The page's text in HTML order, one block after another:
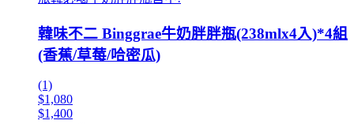
韓味不二 Binggrae牛奶胖胖瓶(238mlx4入)*4組
(香蕉/草莓/哈密瓜)
(1)
$1,080
$1,400